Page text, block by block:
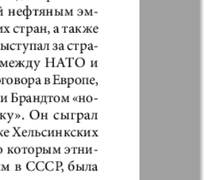
Идеальная фирма
Катюша
Крот в Германии